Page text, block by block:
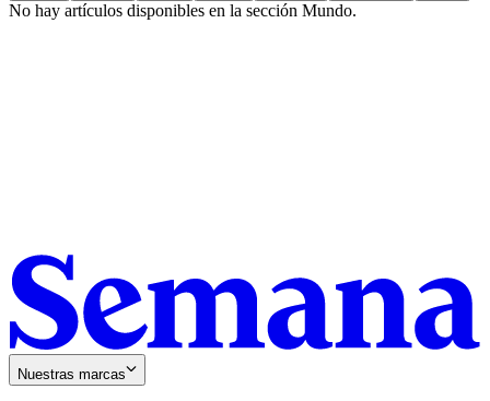
No hay artículos disponibles en la sección Mundo.
Nuestras marcas